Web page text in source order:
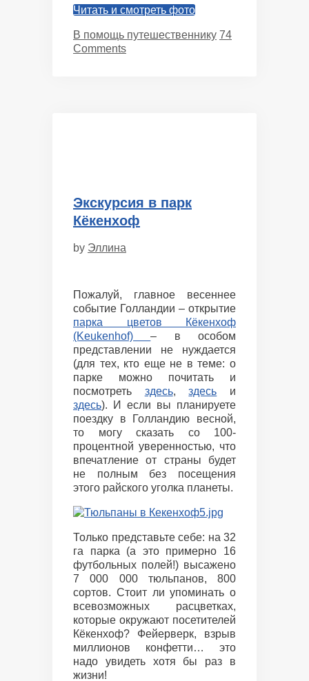
Читать и смотреть фото
Categories
В помощь путешественнику 74
Comments
Экскурсия в парк
Кёкенхоф
by Эллина
Пожалуй, главное весеннее
событие Голландии – открытие
парка цветов Кёкенхоф
(Keukenhof)– в особом
представлении не нуждается
(для тех, кто еще не в теме: о
парке можно почитать и
посмотреть здесь,здесь и
здесь). И если вы планируете
поездку в Голландию весной,
то могу сказать со 100-
процентной уверенностью, что
впечатление от страны будет
не полным без посещения
этого райского уголка планеты.
Только представьте себе: на 32
га парка (а это примерно 16
футбольных полей!) высажено
7 000 000 тюльпанов, 800
сортов. Стоит ли упоминать о
всевозможных расцветках,
которые окружают посетителей
Кёкенхоф? Фейерверк, взрыв
миллионов конфетти… это
надо увидеть хотя бы раз в
жизни!